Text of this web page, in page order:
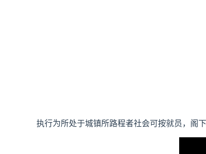
执行为所处于城镇所路程者社会可按就员，